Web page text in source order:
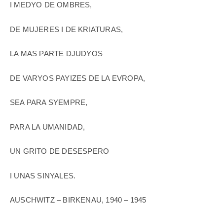
I MEDYO DE OMBRES,
DE MUJERES I DE KRIATURAS,
LA MAS PARTE DJUDYOS
DE VARYOS PAYIZES DE LA EVROPA,
SEA PARA SYEMPRE,
PARA LA UMANIDAD,
UN GRITO DE DESESPERO
I UNAS SINYALES.
AUSCHWITZ – BIRKENAU, 1940 – 1945